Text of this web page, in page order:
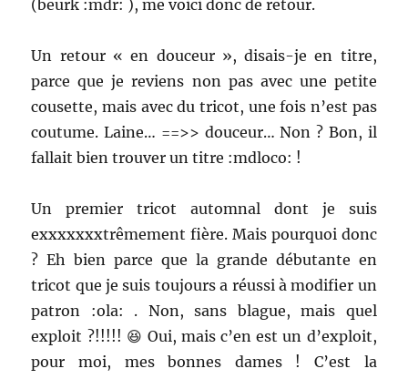
(beurk :mdr: ), me voici donc de retour.
Un retour « en douceur », disais-je en titre,
parce que je reviens non pas avec une petite
cousette, mais avec du tricot, une fois n’est pas
coutume. Laine… ==>> douceur… Non ? Bon, il
fallait bien trouver un titre :mdloco: !
Un premier tricot automnal dont je suis
exxxxxxxtrêmement fière. Mais pourquoi donc
? Eh bien parce que la grande débutante en
tricot que je suis toujours a réussi à modifier un
patron :ola: . Non, sans blague, mais quel
exploit ?!!!!! 😆 Oui, mais c’en est un d’exploit,
pour moi, mes bonnes dames ! C’est la